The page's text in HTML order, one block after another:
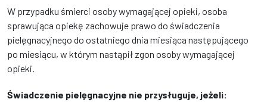
W przypadku śmierci osoby wymagającej opieki, osoba
sprawująca opiekę zachowuje prawo do świadczenia
pielęgnacyjnego do ostatniego dnia miesiąca następującego
po miesiącu, w którym nastąpił zgon osoby wymagającej
opieki.
Świadczenie pielęgnacyjne nie przysługuje, jeżeli: